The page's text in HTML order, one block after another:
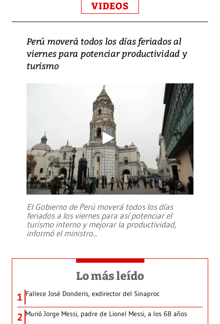
VIDEOS
Perú moverá todos los días feriados al
viernes para potenciar productividad y
turismo
El Gobierno de Perú moverá todos los días
feriados a los viernes para así potenciar el
turismo interno y mejorar la productividad,
informó el ministro...
Lo más leído
1 Fallece José Donderis, exdirector del Sinaproc
2 Murió Jorge Messi, padre de Lionel Messi, a los 68 años